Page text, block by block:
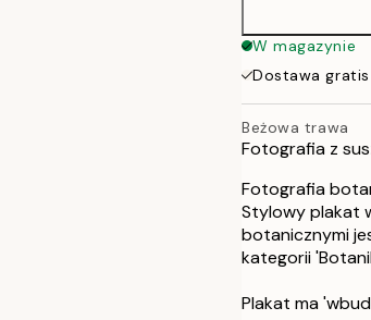
W magazynie
Dostawa
Beżowa trawa
Fotografia z
Fotografia
Stylowy plakat
botanicznymi
kategorii
Plakat ma